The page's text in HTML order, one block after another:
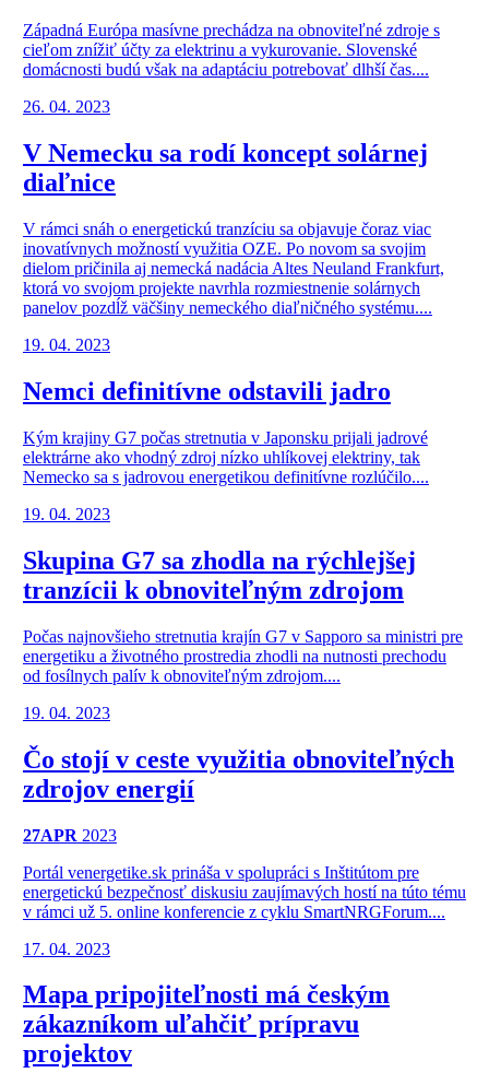
Západná Európa masívne prechádza na obnoviteľné zdroje s
cieľom znížiť účty za elektrinu a vykurovanie. Slovenské
domácnosti budú však na adaptáciu potrebovať dlhší čas....
26. 04. 2023
V Nemecku sa rodí koncept solárnej
diaľnice
V rámci snáh o energetickú tranzíciu sa objavuje čoraz viac
inovatívnych možností využitia OZE. Po novom sa svojim
dielom pričinila aj nemecká nadácia Altes Neuland Frankfurt,
ktorá vo svojom projekte navrhla rozmiestnenie solárnych
panelov pozdĺž väčšiny nemeckého diaľničného systému....
19. 04. 2023
Nemci definitívne odstavili jadro
Kým krajiny G7 počas stretnutia v Japonsku prijali jadrové
elektrárne ako vhodný zdroj nízko uhlíkovej elektriny, tak
Nemecko sa s jadrovou energetikou definitívne rozlúčilo....
19. 04. 2023
Skupina G7 sa zhodla na rýchlejšej
tranzícii k obnoviteľným zdrojom
Počas najnovšieho stretnutia krajín G7 v Sapporo sa ministri pre
energetiku a životného prostredia zhodli na nutnosti prechodu
od fosílnych palív k obnoviteľným zdrojom....
19. 04. 2023
Čo stojí v ceste využitia obnoviteľných
zdrojov energií
27APR 2023
Portál venergetike.sk prináša v spolupráci s Inštitútom pre
energetickú bezpečnosť diskusiu zaujímavých hostí na túto tému
v rámci už 5. online konferencie z cyklu SmartNRGForum....
17. 04. 2023
Mapa pripojiteľnosti má českým
zákazníkom uľahčiť prípravu
projektov